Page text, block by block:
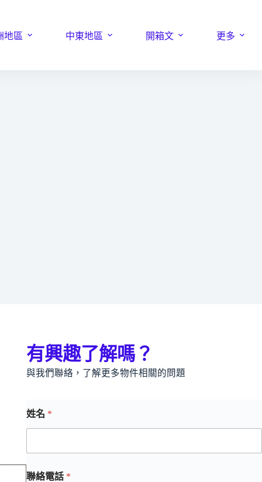
地區 中東地區 開箱文 更多
有興趣了解嗎？
與我們聯絡，了解更多物件相關的問題
姓名 *
聯絡電話 *